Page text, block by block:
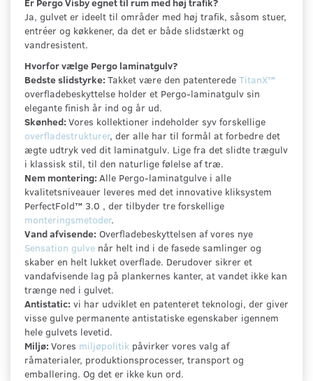
Ja, gulvet er ideelt til områder med høj trafik, såsom stuer,
entréer og køkkener, da det er både slidstærkt og
vandresistent.
Hvorfor vælge Pergo laminatgulv?
Bedste slidstyrke: Takket være den patenterede TitanX™
overfladebeskyttelse holder et Pergo-laminatgulv sin
elegante finish år ind og år ud.
Skønhed: Vores kollektioner indeholder syv forskellige
overfladestrukturer, der alle har til formål at forbedre det
ægte udtryk ved dit laminatgulv. Lige fra det slidte trægulv
i klassisk stil, til den naturlige følelse af træ.
Nem montering: Alle Pergo-laminatgulve i alle
kvalitetsniveauer leveres med det innovative kliksystem
PerfectFold™ 3.0 , der tilbyder tre forskellige
monteringsmetoder.
Vand afvisende: Overfladebeskyttelsen af vores nye
Sensation gulve når helt ind i de fasede samlinger og
skaber en helt lukket overflade. Derudover sikrer et
vandafvisende lag på plankernes kanter, at vandet ikke kan
trænge ned i gulvet.
Antistatic: vi har udviklet en patenteret teknologi, der giver
visse gulve permanente antistatiske egenskaber igennem
hele gulvets levetid.
Miljø: Vores miljøpolitik påvirker vores valg af
råmaterialer, produktionsprocesser, transport og
emballering. Og det er ikke kun ord.